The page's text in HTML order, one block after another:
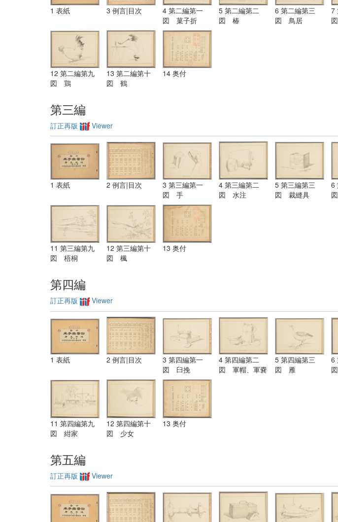
1 表紙 3 例言|目次
4 第二編第一
図 菓子折
5 第二編第二
図 椿
6 第二編第三
図 鳥居
7
12 第二編第九
図 鶏
13 第二編第十
図 鶴
14 奥付
第三編
訂正再版 Viewer
1 表紙 2 例言|目次
3 第三編第一
図 手
4 第三編第二
図 水注
5 第三編第三
図 裁縫具
6
11 第三編第九
図 梧桐
12 第三編第十
図 楓
13 奥付
第四編
訂正再版 Viewer
1 表紙 2 例言|目次
3 第四編第一
図 臼挽
4 第四編第二
図 軍帽、軍嚢
5 第四編第三
図 雁
6
11 第四編第九
図 紺家
12 第四編第十
図 少女
13 奥付
第五編
訂正再版 Viewer